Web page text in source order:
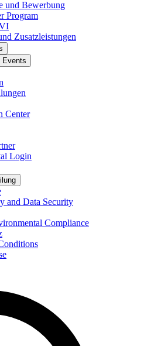
und Bewerbung
Program
Zusatzleistungen
Events
Center
Login
and Data Security
Compliance